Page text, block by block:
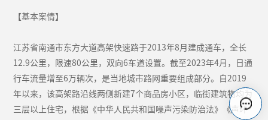
【基本案情】
江苏省南通市东方大道高架快速路于2013年8月建成通车，全长
12.9公里，限速80公里，双向6车道设置。截至2023年4月，日通
行车流量增至6万辆次，是当地城市路网重要组成部分。自2019
年以来，该高架路沿线两侧新建7个商品房小区，临街建筑物均为
三层以上住宅，根据《中华人民共和国噪声污染防治法》《声环